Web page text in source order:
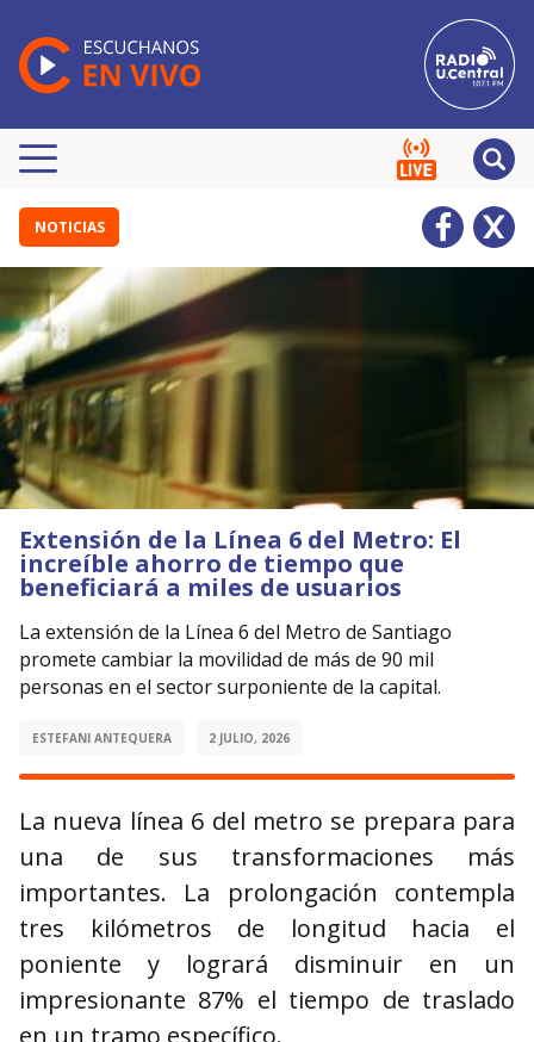
NOTICIAS
Extensión de la Línea 6 del Metro: El
increíble ahorro de tiempo que
beneficiará a miles de usuarios
La extensión de la Línea 6 del Metro de Santiago
promete cambiar la movilidad de más de 90 mil
personas en el sector surponiente de la capital.
ESTEFANI ANTEQUERA 2 JULIO, 2026
La nueva línea 6 del metro se prepara para
una de sus transformaciones más
importantes. La prolongación contempla
tres kilómetros de longitud hacia el
poniente y logrará disminuir en un
impresionante 87% el tiempo de traslado
en un tramo específico.